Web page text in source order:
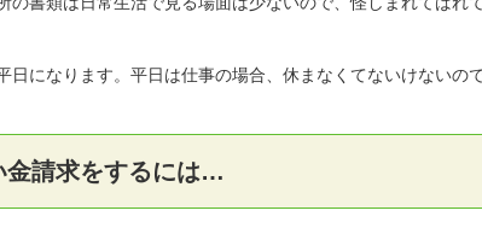
になります。平日は仕事の場合、休まなくてないけないの
金請求をするには…